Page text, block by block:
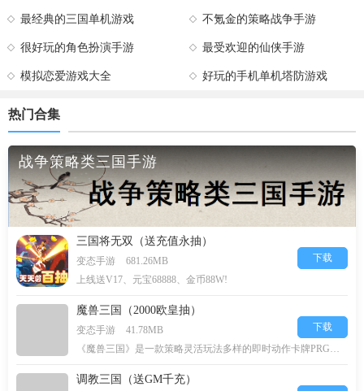
最经典的三国单机游戏 不氪金的策略战争手游
很好玩的角色扮演手游 最受欢迎的仙侠手游
模拟恋爱游戏大全 好玩的手机单机塔防游戏
热门合集
战争策略类三国手游
三国将无双（送充值永抽）
变态手游
681.26MB
上线送V17、元宝68888、金币88W!
下载
魔兽三国（2000欧皇抽）
变态手游
41.78MB
《魔兽三国》是一款策略灵活玩法多样的即时动作卡牌PRG游戏，
下载
调教三国（送GM千充）